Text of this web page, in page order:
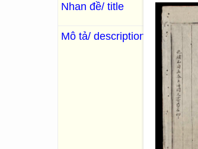
Nhan đề/ title Chế
Mô tả/ description . Lý Kính
“Sách do
Đồng Văn
(1825).
Tiền biên:
部]- Quốc
Nhị biên:
(Quân
Bằng hữu